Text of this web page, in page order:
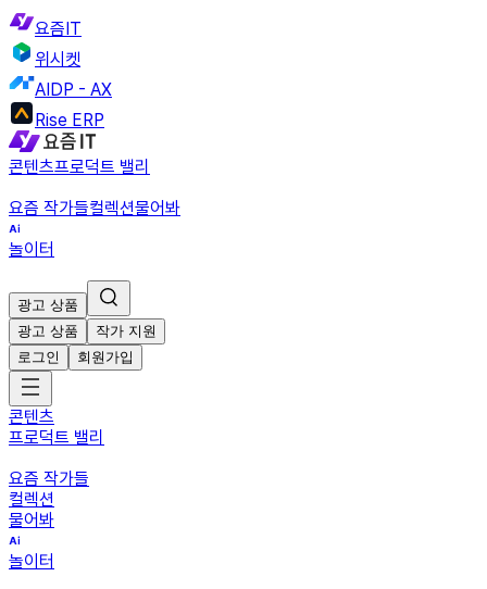
요즘IT
위시켓
AIDP - AX
Rise ERP
콘텐츠프로덕트 밸리
요즘 작가들컬렉션물어봐
놀이터
광고 상품
광고 상품
작가 지원
로그인
회원가입
콘텐츠
프로덕트 밸리
요즘 작가들
컬렉션
물어봐
놀이터